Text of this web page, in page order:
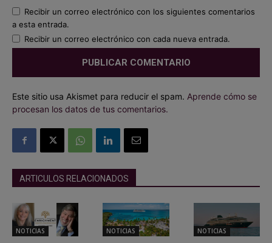
Recibir un correo electrónico con los siguientes comentarios
a esta entrada.
Recibir un correo electrónico con cada nueva entrada.
Este sitio usa Akismet para reducir el spam. Aprende cómo se
procesan los datos de tus comentarios.
ARTICULOS RELACIONADOS
NOTICIAS NOTICIAS NOTICIAS